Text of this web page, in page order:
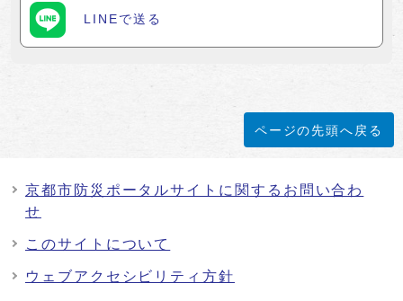
LINEで送る
ページの先頭へ戻る
京都市防災ポータルサイトに関するお問い合わ
せ
このサイトについて
ウェブアクセシビリティ方針